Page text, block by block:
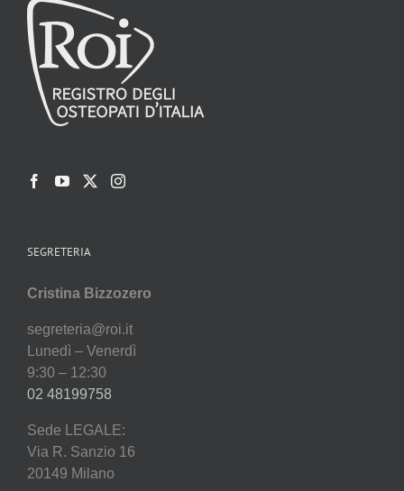
SEGRETERIA
Cristina Bizzozero
segreteria@roi.it
Lunedì – Venerdì
9:30 – 12:30
02 48199758
Sede LEGALE:
Via R. Sanzio 16
20149 Milano